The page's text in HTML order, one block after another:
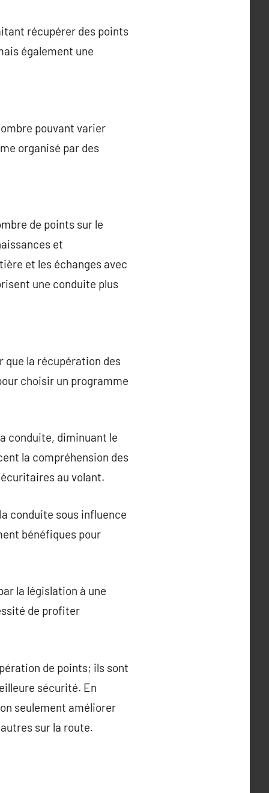
récupérer des points
également une
pouvant varier
organisé par des
de points sur le
et
et les échanges avec
une conduite plus
la récupération des
choisir un programme
conduite, diminuant le
la compréhension des
au volant.
conduite sous influence
bénéfiques pour
la législation à une
de profiter
de points; ils sont
sécurité. En
seulement améliorer
sur la route.